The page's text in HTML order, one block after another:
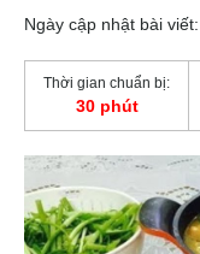
Ngày cập nhật bài
Thời gian chuẩn bị:
30 phút